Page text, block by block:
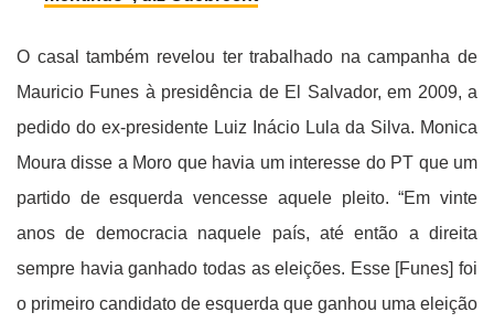
O casal também revelou ter trabalhado na campanha de
Mauricio Funes à presidência de El Salvador, em 2009, a
pedido do ex-presidente Luiz Inácio Lula da Silva. Monica
Moura disse a Moro que havia um interesse do PT que um
partido de esquerda vencesse aquele pleito. “Em vinte
anos de democracia naquele país, até então a direita
sempre havia ganhado todas as eleições. Esse [Funes] foi
o primeiro candidato de esquerda que ganhou uma eleição